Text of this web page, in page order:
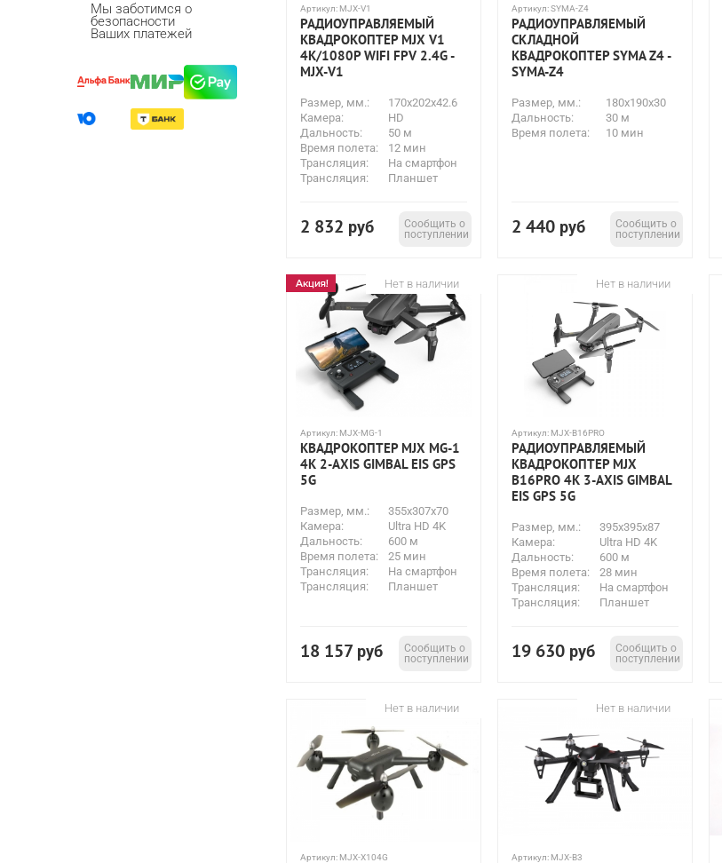
Мы заботимся о
безопасности
Ваших платежей
Артикул: MJX-V1
РАДИОУПРАВЛЯЕМЫЙ
КВАДРОКОПТЕР MJX V1
4K/1080P WIFI FPV 2.4G -
MJX-V1
Размер, мм.:
170x202x42.6
Камера:
HD
Дальность:
50 м
Время полета:
12 мин
Трансляция:
На смартфон
Трансляция:
Планшет
2 832 руб
Сообщить о
поступлении
Артикул:SYMA-Z4
РАДИОУПРАВЛЯЕМЫЙ
СКЛАДНОЙ
КВАДРОКОПТЕР SYMA Z4 -
SYMA-Z4
Размер, мм.:
180x190x30
Дальность:
30 м
Время полета:
10 мин
2 440 руб
Сообщить о
поступлении
Нет в наличии
Артикул: MJX-MG-1
КВАДРОКОПТЕР MJX MG-1
4K 2-AXIS GIMBAL EIS GPS
5G
Размер, мм.:
355x307x70
Камера:
Ultra HD 4K
Дальность:
600 м
Время полета:
25 мин
Трансляция:
На смартфон
Трансляция:
Планшет
18 157 руб
Сообщить о
поступлении
Нет в наличии
Артикул: MJX-B16PRO
РАДИОУПРАВЛЯЕМЫЙ
КВАДРОКОПТЕР MJX
B16PRO 4K 3-AXIS GIMBAL
EIS GPS 5G
Размер, мм.:
395x395x87
Камера:
Ultra HD 4K
Дальность:
600 м
Время полета:
28 мин
Трансляция:
На смартфон
Трансляция:
Планшет
19 630 руб
Сообщить о
поступлении
Нет в наличии
Артикул: MJX-X104G
Нет в наличии
Артикул: MJX-B3